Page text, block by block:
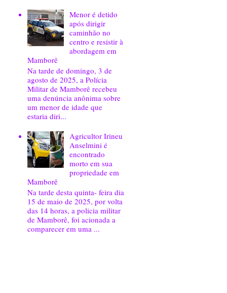
Menor é detido
após dirigir
caminhão no
centro e resistir à
abordagem em
Mamborê
Na tarde de domingo, 3 de
agosto de 2025, a Polícia
Militar de Mamborê recebeu
uma denúncia anônima sobre
um menor de idade que
estaria diri...
Agricultor Irineu
Anselmini é
encontrado
morto em sua
propriedade em
Mamborê
Na tarde desta quinta- feira dia
15 de maio de 2025, por volta
das 14 horas, a policia militar
de Mamborê, foi acionada a
comparecer em uma ...